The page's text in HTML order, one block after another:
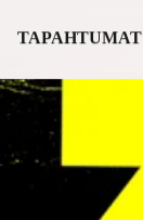
TAPAHTUMAT